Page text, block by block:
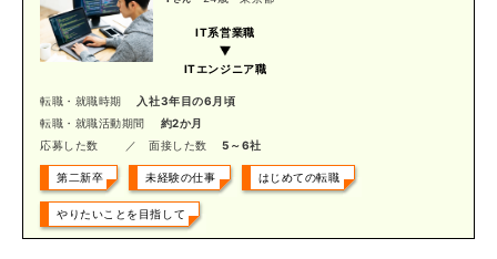
IT系営業職
ITエンジニア職
転職・就職時期
入社3年目の6月頃
転職・就職活動期間
約2か月
応募した数
／ 面接した数 5～6社
第二新卒 未経験の仕事 はじめての転職
やりたいことを目指して